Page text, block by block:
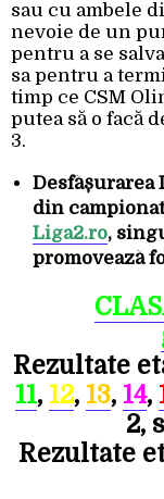
sau cu ambele
nevoie de un
pentru a se
sa pentru a
timp ce CSM
putea să o facă
3.
din
Liga2.ro,
promovează
Rezultate
11, 12, 13, 14,
2,
Rezultate